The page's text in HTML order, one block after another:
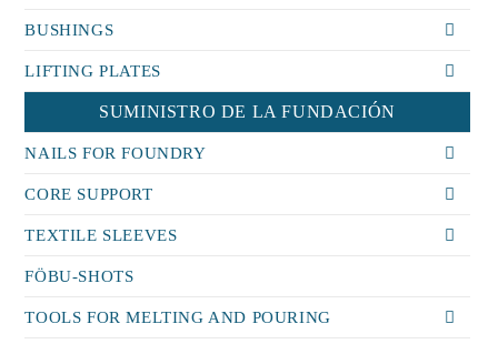
BUSHINGS
LIFTING PLATES
SUMINISTRO DE LA FUNDACIÓN
NAILS FOR FOUNDRY
CORE SUPPORT
TEXTILE SLEEVES
FÖBU-SHOTS
TOOLS FOR MELTING AND POURING